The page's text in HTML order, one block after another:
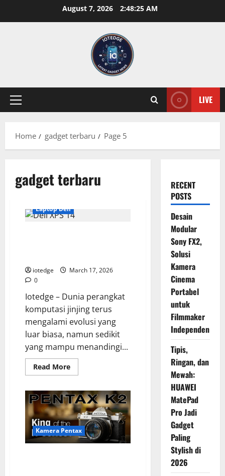
August 7, 2026 2:48:25 AM
Primary
LIVE
Home gadget terbaru Page 5
gadget terbaru
Laptop Dell
iotedge
March 17, 2026
0
Iotedge – Dunia perangkat
komputasi jinjing terus
mengalami evolusi yang
luar biasa, namun sedikit
yang mampu menandingi...
Read MoreRead
more
XPS
14,
Perpaduan
Sempurna
Desain
Futuristik
dan
Portabilitas
Kamera Pentax
RECENT
POSTS
Desain
Modular
Sony FX2,
Solusi
Kamera
Cinema
Portabel
untuk
Filmmaker
Independen
Tipis,
Ringan, dan
Mewah:
HUAWEI
MatePad
Pro Jadi
Gadget
Paling
Stylish di
2026